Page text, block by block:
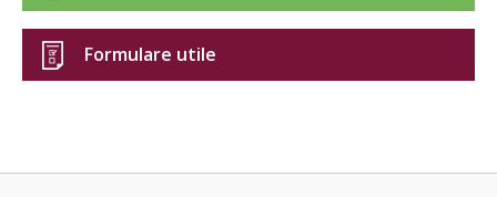
Formulare utile